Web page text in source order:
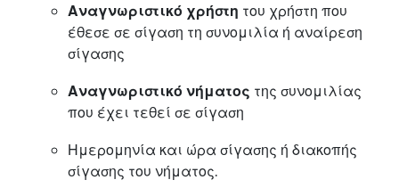
Αναγνωριστικό χρήστη του χρήστη που
έθεσε σε σίγαση τη συνομιλία ή αναίρεση
σίγασης
Αναγνωριστικό νήματος της συνομιλίας
που έχει τεθεί σε σίγαση
Ημερομηνία και ώρα σίγασης ή διακοπής
σίγασης του νήματος.